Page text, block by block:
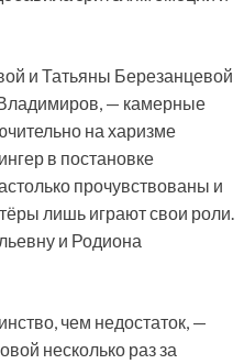
и Татьяны Березанцевой
— камерные
на харизме
в постановке
прочувствованы и
лишь играют свои роли.
и Родиона
чем недостаток, —
несколько раз за